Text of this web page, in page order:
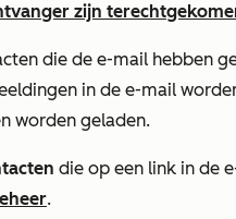
zijn
die de e-mail hebben
in de e-mail
worden geladen.
die op een link in de
.